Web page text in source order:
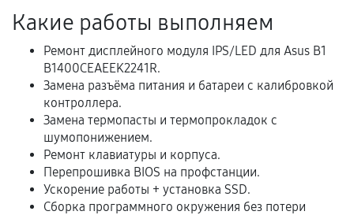
Расширенная гарантия
В некоторых случаях возможно оформление
расширенной гарантии. Стоимость, сроки и
условия продления согласовываются отдельно и
фиксируются в документах.
Когда гарантия не действует
Нарушение правил эксплуатации,
Какие работы выполняем
Ремонт дисплейного модуля IPS/LED для Asus B1
B1400CEAEEK2241R.
Замена разъёма питания и батареи с калибровкой
контроллера.
Замена термопасты и термопрокладок с
шумопонижением.
Ремонт клавиатуры и корпуса.
Перепрошивка BIOS на профстанции.
Ускорение работы + установка SSD.
Сборка программного окружения без потери